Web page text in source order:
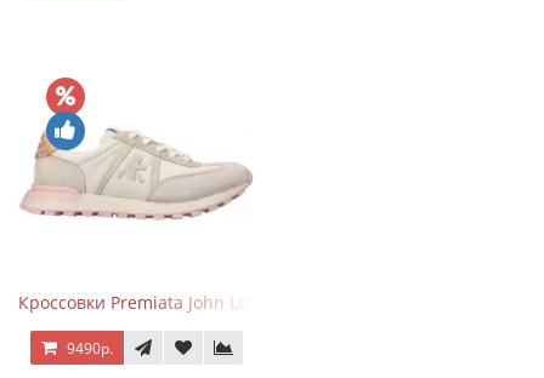
Кроссовки Premiata John Low Sand Gray
9490р.